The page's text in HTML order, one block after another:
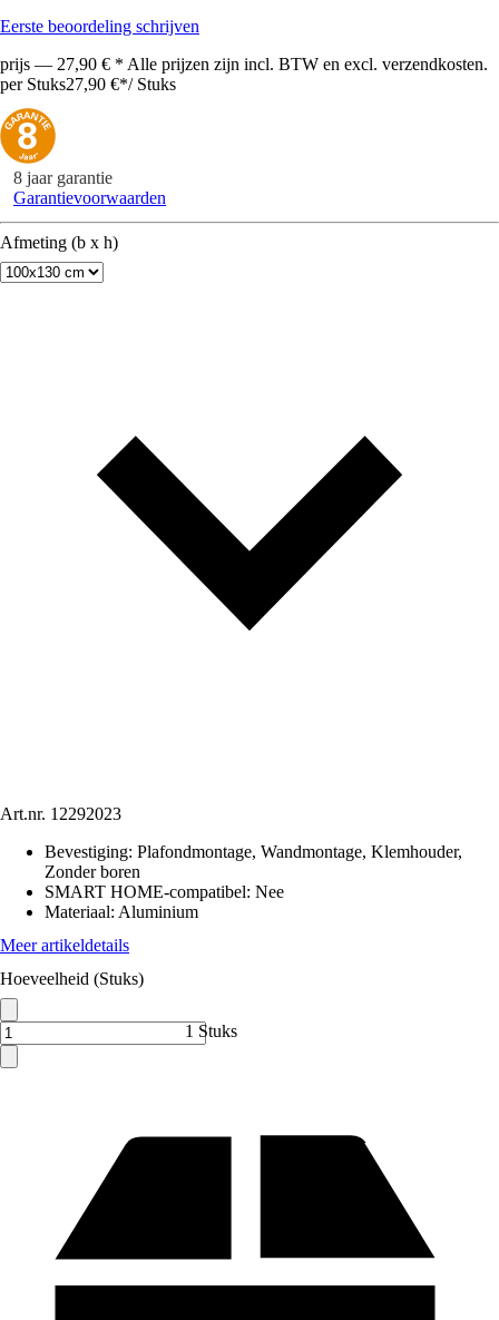
Eerste beoordeling schrijven
prijs — 27,90 € * Alle prijzen zijn incl. BTW en excl. verzendkosten.
per Stuks27,90 €*/ Stuks
8 jaar garantie
Garantievoorwaarden
Afmeting (b x h)
Art.nr. 12292023
Bevestiging: Plafondmontage, Wandmontage, Klemhouder,
Zonder boren
SMART HOME-compatibel: Nee
Materiaal: Aluminium
Meer artikeldetails
Hoeveelheid (Stuks)
1 Stuks